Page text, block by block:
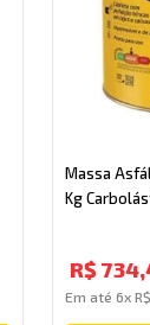
Massa
Kg
R$ 734,
Em até 6x R$